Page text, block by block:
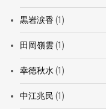
黒岩涙香(1)
田岡嶺雲(1)
幸徳秋水 (1)
中江兆民 (1)